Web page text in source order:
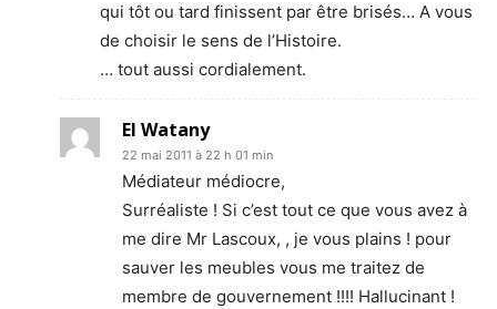
qui tôt ou tard finissent par être brisés… A vous
de choisir le sens de l’Histoire.
… tout aussi cordialement.
El Watany
22 mai 2011 à 22 h 01 min
Médiateur médiocre,
Surréaliste ! Si c’est tout ce que vous avez à
me dire Mr Lascoux, , je vous plains ! pour
sauver les meubles vous me traitez de
membre de gouvernement !!!! Hallucinant !